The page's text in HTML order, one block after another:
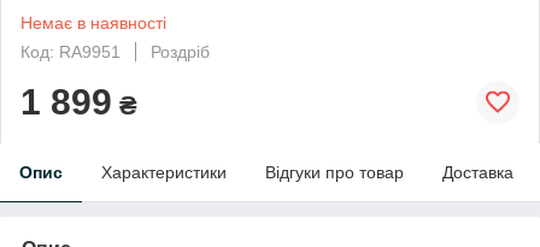
Немає в наявності
Код: RA9951
Роздріб
1 899 ₴
Опис Характеристики Відгуки про товар Доставка